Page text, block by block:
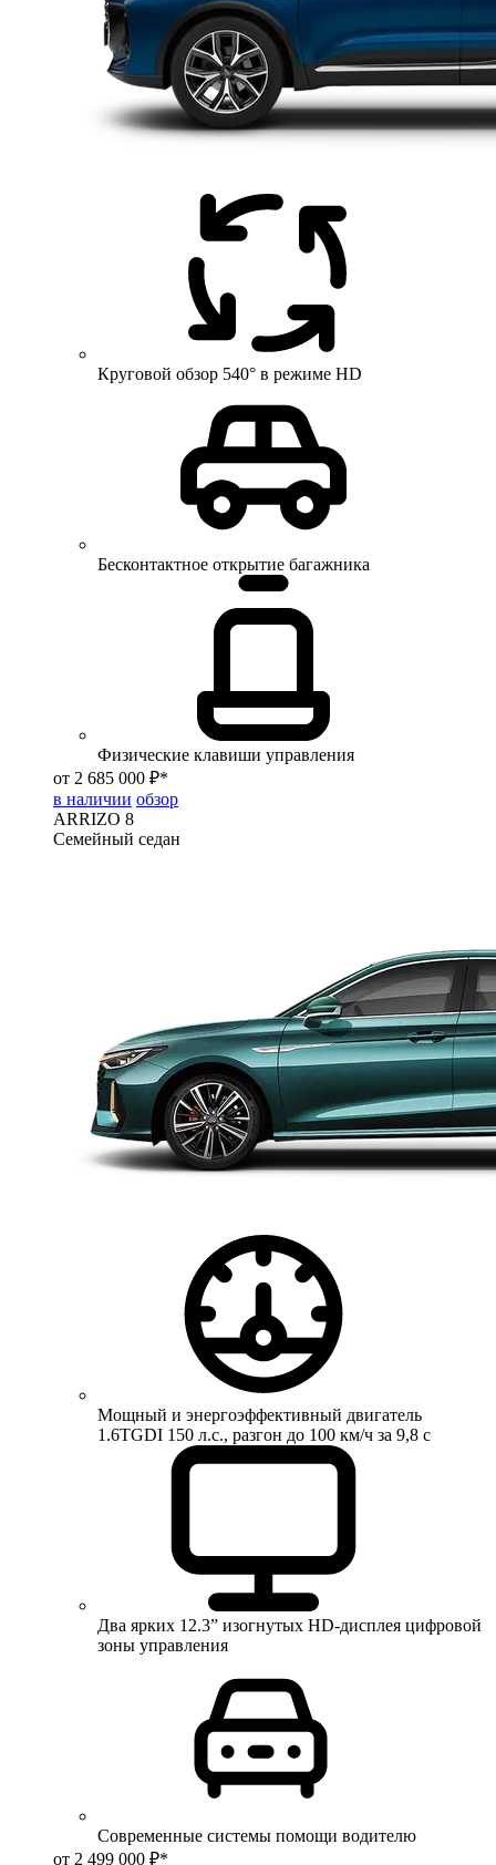
Круговой обзор 540° в режиме HD
Бесконтактное открытие багажника
Физические клавиши управления
от 2 685 000 ₽*
в наличии обзор
ARRIZO 8
Семейный седан
Мощный и энергоэффективный двигатель
1.6TGDI 150 л.с., разгон до 100 км/ч за 9,8 с
Два ярких 12.3” изогнутых HD-дисплея цифровой
зоны управления
Современные системы помощи водителю
от 2 499 000 ₽*